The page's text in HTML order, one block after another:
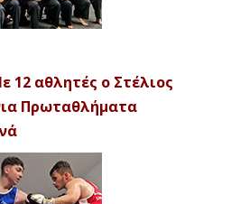
12 αθλητές ο Στέλιος
Πρωταθλήματα